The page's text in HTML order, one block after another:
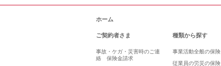
ホーム
ご契約者さま
事故・ケガ・災害時のご連
絡 保険金請求
種類から探す
事業活動全般の保険
従業員の労災の保険